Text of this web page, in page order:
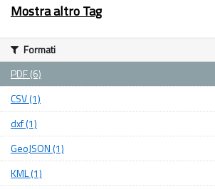
Mostra altro Tag
Formati
PDF (6)
CSV (1)
dxf (1)
GeoJSON (1)
KML (1)